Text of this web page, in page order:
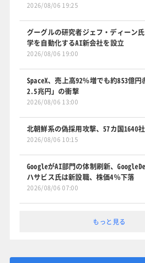
2026/08/06 19:25
グーグルの研究者ジェフ・ディーン
学を自動化するAI新会社を設立
2026/08/06 19:00
SpaceX、売上高92％増でも約853億
2.5兆円」の衝撃
2026/08/06 13:00
北朝鮮系の偽採用攻撃、57カ国1640
2026/08/06 10:15
GoogleがAI部門の体制刷新、
ハサビス氏は新設職、株価4％下落
2026/08/06 07:00
もっと見る